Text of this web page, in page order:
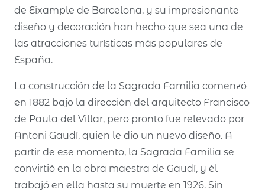
de Eixample de Barcelona, y su impresionante
diseño y decoración han hecho que sea una de
las atracciones turísticas más populares de
España.
La construcción de la Sagrada Familia comenzó
en 1882 bajo la dirección del arquitecto Francisco
de Paula del Villar, pero pronto fue relevado por
Antoni Gaudí, quien le dio un nuevo diseño. A
partir de ese momento, la Sagrada Familia se
convirtió en la obra maestra de Gaudí, y él
trabajó en ella hasta su muerte en 1926. Sin